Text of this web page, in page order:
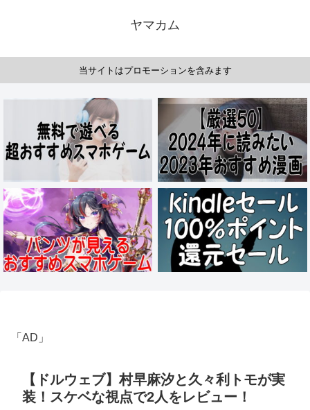
ヤマカム
当サイトはプロモーションを含みます
「AD」
【ドルウェブ】村早麻汐と久々利トモが実
装！スケベな視点で2人をレビュー！